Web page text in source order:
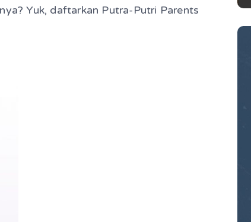
Yuk, daftarkan Putra-Putri Parents